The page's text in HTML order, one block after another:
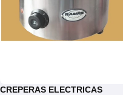
CREPERAS ELECTRICAS